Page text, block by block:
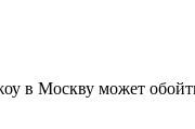
в Москву может